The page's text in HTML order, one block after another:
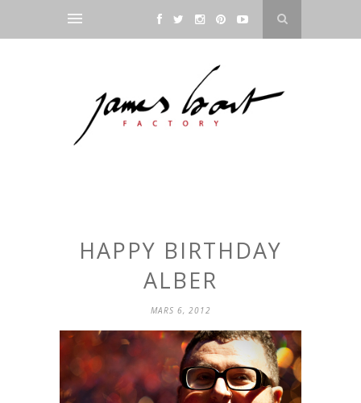
HAPPY BIRTHDAY
ALBER
MARS 6, 2012